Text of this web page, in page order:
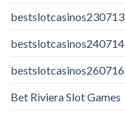
bestslotcasinos230713
bestslotcasinos240714
bestslotcasinos260716
Bet Riviera Slot Games